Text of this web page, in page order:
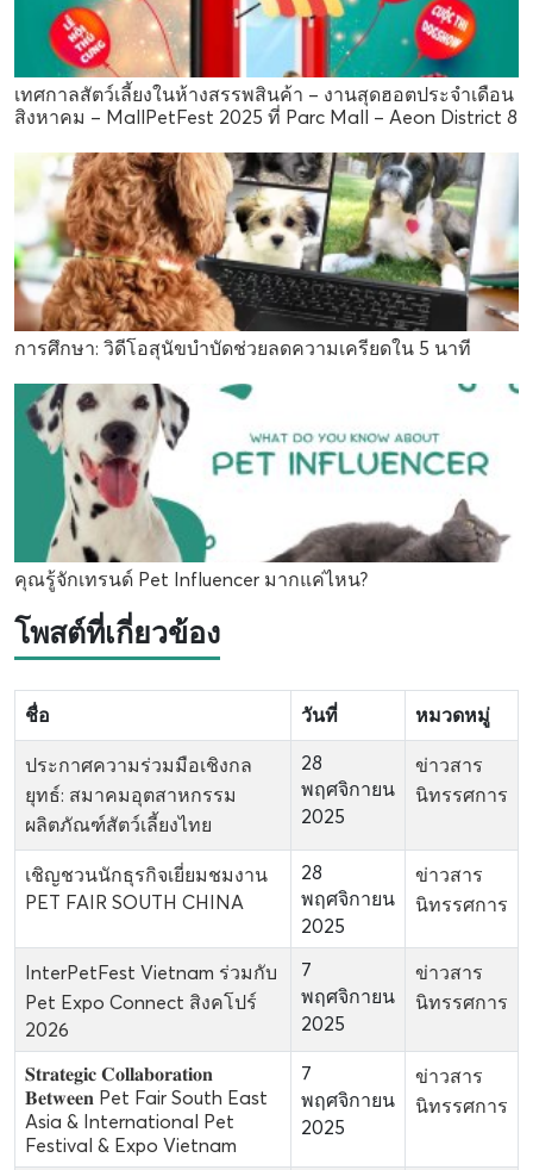
เทศกาลสัตว์เลี้ยงในห้างสรรพสินค้า – งานสุดฮอตประจำเดือน
สิงหาคม – MallPetFest 2025 ที่ Parc Mall – Aeon District 8
การศึกษา: วิดีโอสุนัขบำบัดช่วยลดความเครียดใน 5 นาที
คุณรู้จักเทรนด์ Pet Influencer มากแค่ไหน?
โพสต์ที่เกี่ยวข้อง
ชื่อ วันที่ หมวดหมู่
ประกาศความร่วมมือเชิงกล
ยุทธ์: สมาคมอุตสาหกรรม
ผลิตภัณฑ์สัตว์เลี้ยงไทย
28
พฤศจิกายน
2025
ข่าวสาร
นิทรรศการ
เชิญชวนนักธุรกิจเยี่ยมชมงาน
PET FAIR SOUTH CHINA
28
พฤศจิกายน
2025
ข่าวสาร
นิทรรศการ
InterPetFest Vietnam ร่วมกับ
Pet Expo Connect สิงคโปร์
2026
7
พฤศจิกายน
2025
ข่าวสาร
นิทรรศการ
𝐒𝐭𝐫𝐚𝐭𝐞𝐠𝐢𝐜 𝐂𝐨𝐥𝐥𝐚𝐛𝐨𝐫𝐚𝐭𝐢𝐨𝐧
𝐁𝐞𝐭𝐰𝐞𝐞𝐧 Pet Fair South East
Asia & International Pet
Festival & Expo Vietnam
7
พฤศจิกายน
2025
ข่าวสาร
นิทรรศการ